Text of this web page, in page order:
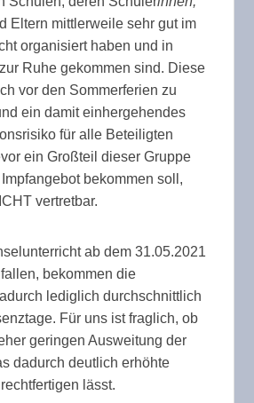
Eltern mittlerweile sehr gut im
organisiert haben und in
Ruhe gekommen sind. Diese
vor den Sommerferien zu
ein damit einhergehendes
für alle Beteiligten
ein Großteil dieser Gruppe
bekommen soll,
vertretbar.
ab dem 31.05.2021
bekommen die
lediglich durchschnittlich
Für uns ist fraglich, ob
geringen Ausweitung der
dadurch deutlich erhöhte
lässt.